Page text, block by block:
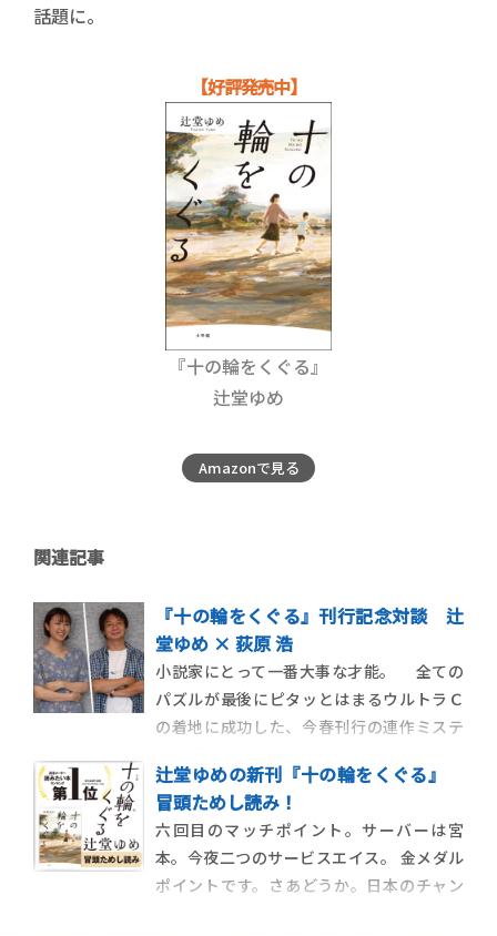
話題に。
【好評発売中】
『十の輪をくぐる』
辻堂ゆめ
Amazonで見る
関連記事
『十の輪をくぐる』刊行記念対談 辻
堂ゆめ × 荻原 浩
小説家にとって一番大事な才能。 全ての
パズルが最後にピタッとはまるウルトラＣ
の着地に成功した、今春刊行の連作ミステ
ットを遂げ、辻堂ゆめはミステリー作家と
して一躍名をあげた。最新作『十の輪をく
ぐる』は、一九六四年と二〇二〇年、二つ
の東京オリンピックを題材に描く親 […]
辻堂ゆめの新刊『十の輪をくぐる』
冒頭ためし読み！
六回目のマッチポイント。サーバーは宮
本。今夜二つのサービスエイス。 金メダル
ポイントです。さあどうか。日本のチャン